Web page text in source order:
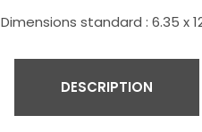
Dimensions standard : 6.35 x
DESCRIPTION